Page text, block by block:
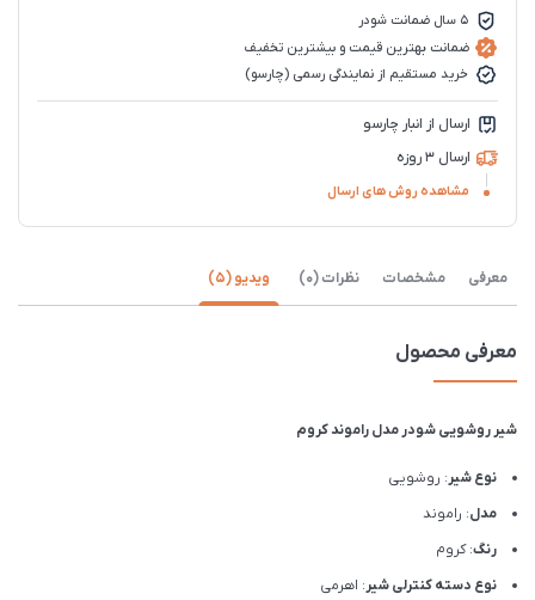
5 سال ضمانت شودر
ضمانت بهترین قیمت و بیشترین تخفیف
خرید مستقیم از نمایندگی رسمی (چارسو)
ارسال از انبار چارسو
ارسال 3 روزه
مشاهده روش های ارسال
معرفی مشخصات نظرات (0) ویدیو (5)
معرفی محصول
شیر روشویی شودر مدل راموند کروم
نوع شیر: روشویی
مدل: راموند
رنگ: کروم
نوع دسته کنترلی شیر: اهرمی